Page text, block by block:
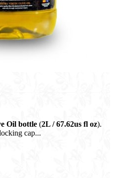
Oil bottle (2L / 67.62us fl oz).
cap...